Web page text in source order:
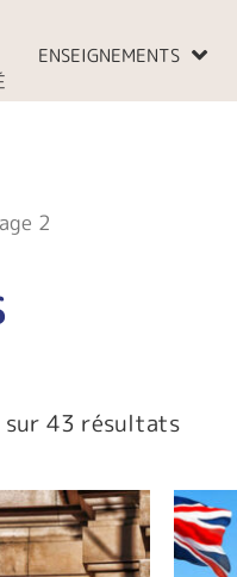
ENSEIGNEMENTS
2
sur 43 résultats